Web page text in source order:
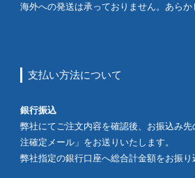
海外への発送は承っておりません。あらか
支払い方法について
銀行振込
弊社にてご注文内容を確認後、お振込み
注確定メール」をお送りいたします。
弊社指定の銀行口座へ総合計金額をお振り